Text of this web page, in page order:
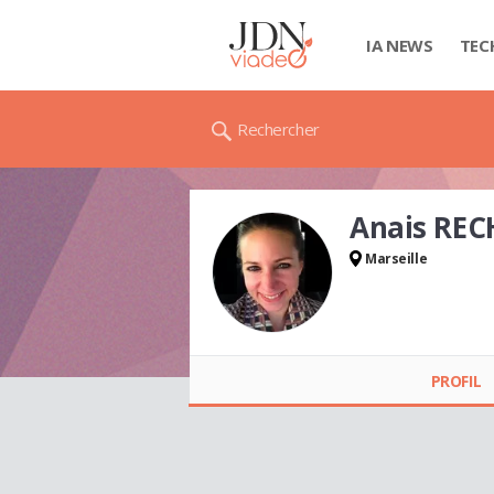
IA NEWS
Rechercher
Anais
Marseille
PROFIL